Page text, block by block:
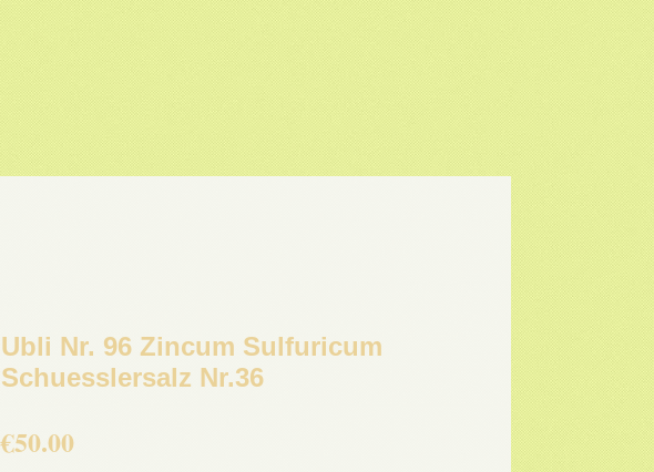
Ubli Nr. 96 Zincum Sulfuricum
Schuesslersalz Nr.36
€50.00Price